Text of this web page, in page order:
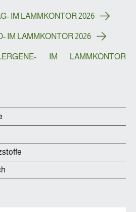
IM LAMMKONTOR 2026
IM LAMMKONTOR 2026
IM LAMMKONTOR